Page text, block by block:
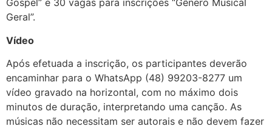
Gospel” e 30 vagas para inscrições “Gênero Musical
Geral”.
Vídeo
Após efetuada a inscrição, os participantes deverão
encaminhar para o WhatsApp (48) 99203-8277 um
vídeo gravado na horizontal, com no máximo dois
minutos de duração, interpretando uma canção. As
músicas não necessitam ser autorais e não devem fazer